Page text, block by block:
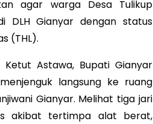
agar warga Desa Tulikup
DLH Gianyar dengan status
(THL).
Ketut Astawa, Bupati Gianyar
langsung ke ruang
Gianyar. Melihat tiga jari
akibat tertimpa alat berat,